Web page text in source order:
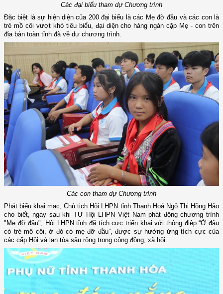
Các đại biểu tham dự Chương trình
Đặc biệt là sự hiện diện của 200 đại biểu là các Mẹ đỡ đầu và các con là
trẻ mồ côi vượt khó tiêu biểu, đại diện cho hàng ngàn cặp Mẹ - con trên
địa bàn toàn tỉnh đã về dự chương trình.
Các con tham dự Chương trình
Phát biểu khai mạc, Chủ tịch Hội LHPN tỉnh Thanh Hoá Ngô Thị Hồng Hảo
cho biết, ngay sau khi TƯ Hội LHPN Việt Nam phát động chương trình
"Mẹ đỡ đầu", Hội LHPN tỉnh đã tích cực triển khai với thông điệp “Ở đâu
có trẻ mô côi, ở đó có mẹ đỡ đầu”, được sự hưởng ứng tích cực của
các cấp Hội và lan tỏa sâu rộng trong cộng đồng, xã hội.